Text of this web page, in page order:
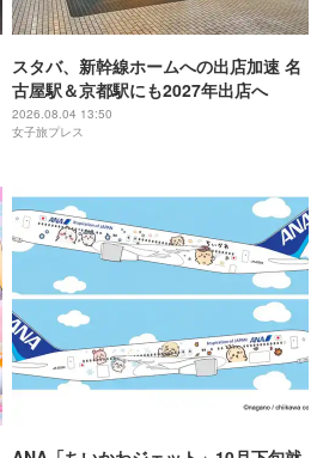
スタバ、新幹線ホームへの出店加速 名
古屋駅＆京都駅にも2027年出店へ
2026.08.04 13:50
女子旅プレス